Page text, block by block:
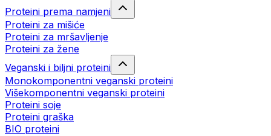
Proteini prema namjeni
Proteini za mišiće
Proteini za mršavljenje
Proteini za žene
Veganski i biljni proteini
Monokomponentni veganski proteini
Višekomponentni veganski proteini
Proteini soje
Proteini graška
BIO proteini